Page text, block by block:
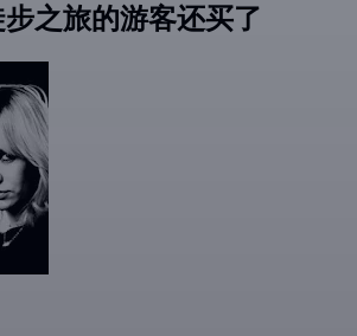
之旅的游客还买了